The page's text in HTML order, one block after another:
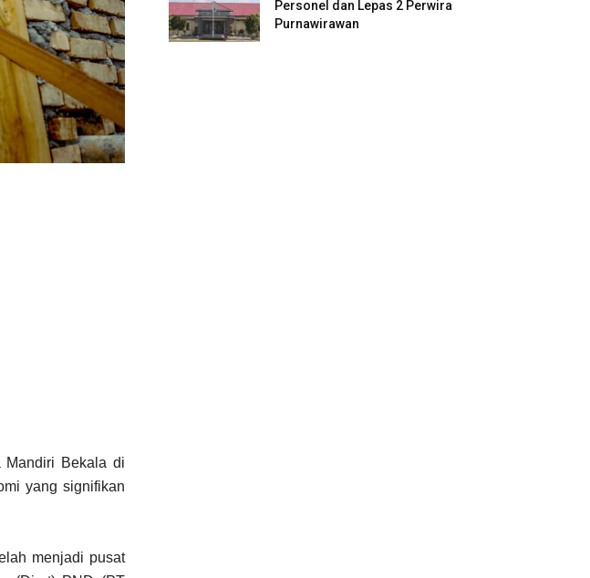
Mandiri Bekala di
yang signifikan
menjadi pusat
Personel dan Lepas 2 Perwira
Purnawirawan